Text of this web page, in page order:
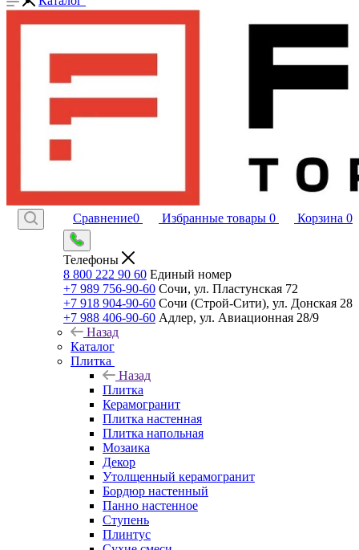
Сравнение0 Избранные товары 0 Корзина 0
Телефоны
8 800 222 90 60 Единый номер
+7 989 756-90-60 Сочи, ул. Пластунская 72
+7 918 904-90-60 Сочи (Строй-Сити), ул. Донская 28
+7 988 406-90-60 Адлер, ул. Авиационная 28/9
Назад
Каталог
Плитка
Назад
Плитка
Керамогранит
Плитка настенная
Плитка напольная
Мозаика
Декор
Утолщенный керамогранит
Бордюр настенный
Панно настенное
Ступень
Плинтус